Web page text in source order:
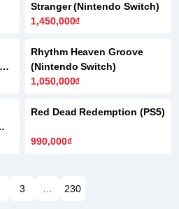
Stranger (Nintendo Switch)
1,450,000₫
Rhythm Heaven Groove
(Nintendo Switch)
1,050,000₫
Red Dead Redemption (PS5)
990,000₫
3 230